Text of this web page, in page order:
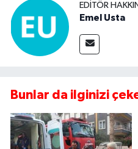
EDITÖR
Emel Usta
Bunlar da ilginizi